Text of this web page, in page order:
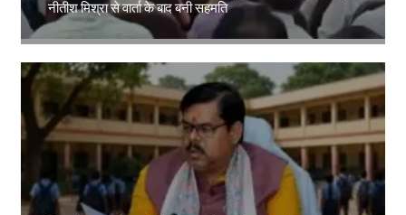
नीतीश मिश्रा से वार्ता के बाद बनी सहमति